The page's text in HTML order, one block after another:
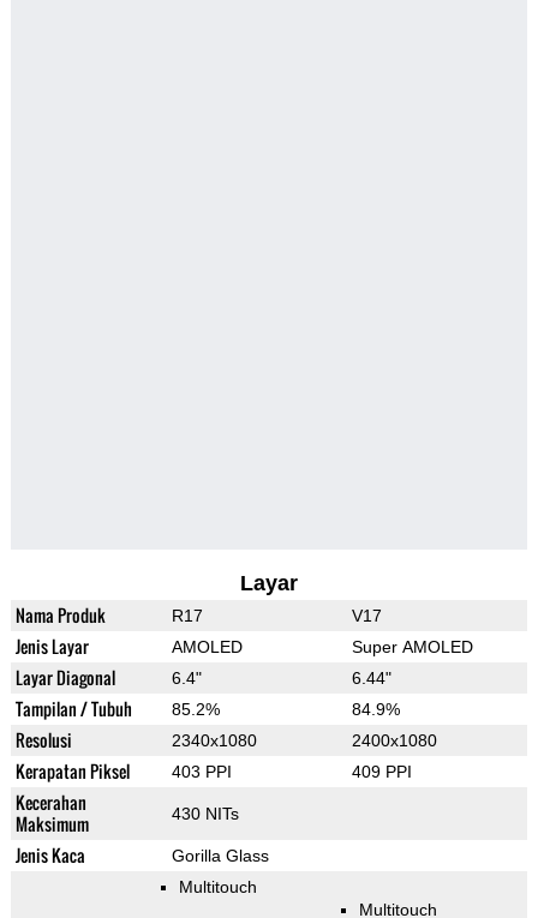
Layar
Nama Produk R17 V17
Jenis Layar AMOLED Super AMOLED
Layar Diagonal 6.4" 6.44"
Tampilan / Tubuh 85.2% 84.9%
Resolusi 2340x1080 2400x1080
Kerapatan Piksel 403 PPI 409 PPI
Kecerahan
Maksimum
430 NITs
Jenis Kaca Gorilla Glass
Multitouch
Multitouch